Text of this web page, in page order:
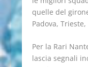
quelle del
Padova,
Per la Rari
lascia segnali